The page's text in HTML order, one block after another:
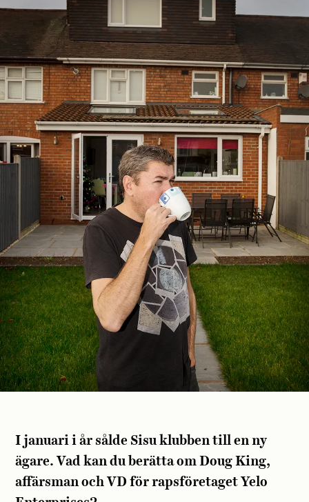
I januari i år sålde Sisu klubben till en ny
ägare. Vad kan du berätta om Doug King,
affärsman och VD för rapsföretaget Yelo